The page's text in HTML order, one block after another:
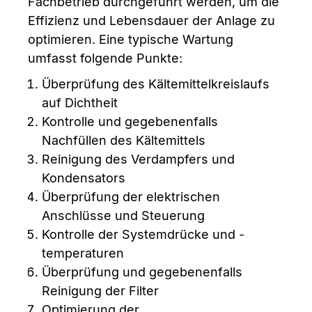
Effizienz und Lebensdauer der Anlage zu
optimieren. Eine typische Wartung
umfasst folgende Punkte:
Überprüfung des Kältemittelkreislaufs
auf Dichtheit
Kontrolle und gegebenenfalls
Nachfüllen des Kältemittels
Reinigung des Verdampfers und
Kondensators
Überprüfung der elektrischen
Anschlüsse und Steuerung
Kontrolle der Systemdrücke und -
temperaturen
Überprüfung und gegebenenfalls
Reinigung der Filter